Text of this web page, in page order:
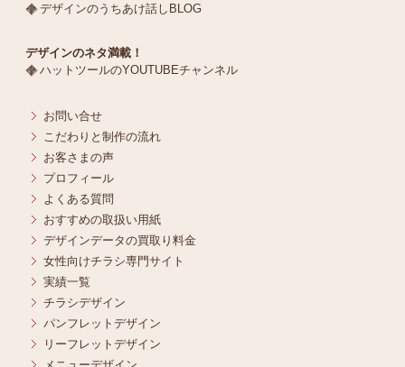
デザインのうちあけ話しBLOG
デザインのネタ満載！
ハットツールのYOUTUBEチャンネル
お問い合せ
こだわりと制作の流れ
お客さまの声
プロフィール
よくある質問
おすすめの取扱い用紙
デザインデータの買取り料金
女性向けチラシ専門サイト
実績一覧
チラシデザイン
パンフレットデザイン
リーフレットデザイン